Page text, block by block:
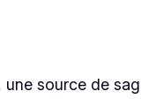
source de